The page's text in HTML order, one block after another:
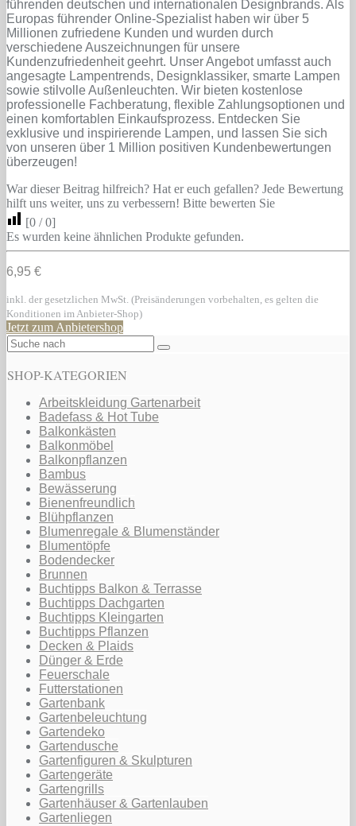
führenden deutschen und internationalen Designbrands. Als
Europas führender Online-Spezialist haben wir über 5
Millionen zufriedene Kunden und wurden durch
verschiedene Auszeichnungen für unsere
Kundenzufriedenheit geehrt. Unser Angebot umfasst auch
angesagte Lampentrends, Designklassiker, smarte Lampen
sowie stilvolle Außenleuchten. Wir bieten kostenlose
professionelle Fachberatung, flexible Zahlungsoptionen und
einen komfortablen Einkaufsprozess. Entdecken Sie
exklusive und inspirierende Lampen, und lassen Sie sich
von unseren über 1 Million positiven Kundenbewertungen
überzeugen!
War dieser Beitrag hilfreich? Hat er euch gefallen? Jede Bewertung
hilft uns weiter, uns zu verbessern! Bitte bewerten Sie
[0 /0]
Es wurden keine ähnlichen Produkte gefunden.
6,95 €
inkl. der gesetzlichen MwSt. (Preisänderungen vorbehalten, es gelten die
Konditionen im Anbieter-Shop)
Jetzt zum Anbietershop
SHOP-KATEGORIEN
Arbeitskleidung Gartenarbeit
Badefass & Hot Tube
Balkonkästen
Balkonmöbel
Balkonpflanzen
Bambus
Bewässerung
Bienenfreundlich
Blühpflanzen
Blumenregale & Blumenständer
Blumentöpfe
Bodendecker
Brunnen
Buchtipps Balkon & Terrasse
Buchtipps Dachgarten
Buchtipps Kleingarten
Buchtipps Pflanzen
Decken & Plaids
Dünger & Erde
Feuerschale
Futterstationen
Gartenbank
Gartenbeleuchtung
Gartendeko
Gartendusche
Gartenfiguren & Skulpturen
Gartengeräte
Gartengrills
Gartenhäuser & Gartenlauben
Gartenliegen